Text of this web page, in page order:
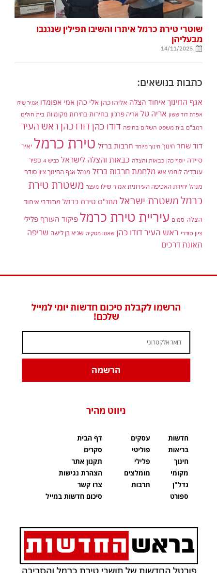
שוטרי טירת כרמל איתרו והשיבו תפילין שנגנבו
מבעליהן
14/11/2025
כתבות בנושאים:
אגף החינוך איחוד הצלה אליהו כהן אלי כהן אמי אפומדו אמיר שילו
אפרת דוד ששון אריה טל אריה פרג'ון בחירות בחירות מקומיות בית חולים
רמב"ם בית משפט השלום בחיפה דודו כהן דודו כהן ראש העיר
דוד שחר חינוך חינוך מיוחד חרבות ברזל טירת כרמל יאיר
סיידה יוסף כהן כבאות והצלה כבאות והצלה לישראל כביש 4
כפיר
עובדיה לוחמי אש מלחמת חרבות ברזל מנהל אגף החינוך ציון סודרי
מנהל יחידת האכיפה העירונית אמיר שילו מעצר משטרת טירת
כרמלמשטרת ישראל מתנ"ס טירת כרמל מתנדבי איחוד
הצלה סמים עיריית טירת כרמל פיקוד העורף פלילי
ציון סודרי ראש העיר דודו כהן שאטו מטקיה שגיא בן לישה שריפה
תאונת דרכים
הרשמו לקבלת סיכום חדשות יומי למייל
שלכם!
הרשמה
ניווט מהיר
חדשות
בריאות
חינוך
מקומי
נדל"ן
ספורט
עסקים
פוליטי
פלילי
מומלצים
תרבות
דף הבית
סקרים
תקנון אתר
הצהרת נגישות
צרו קשר
סיכום חדשות במייל